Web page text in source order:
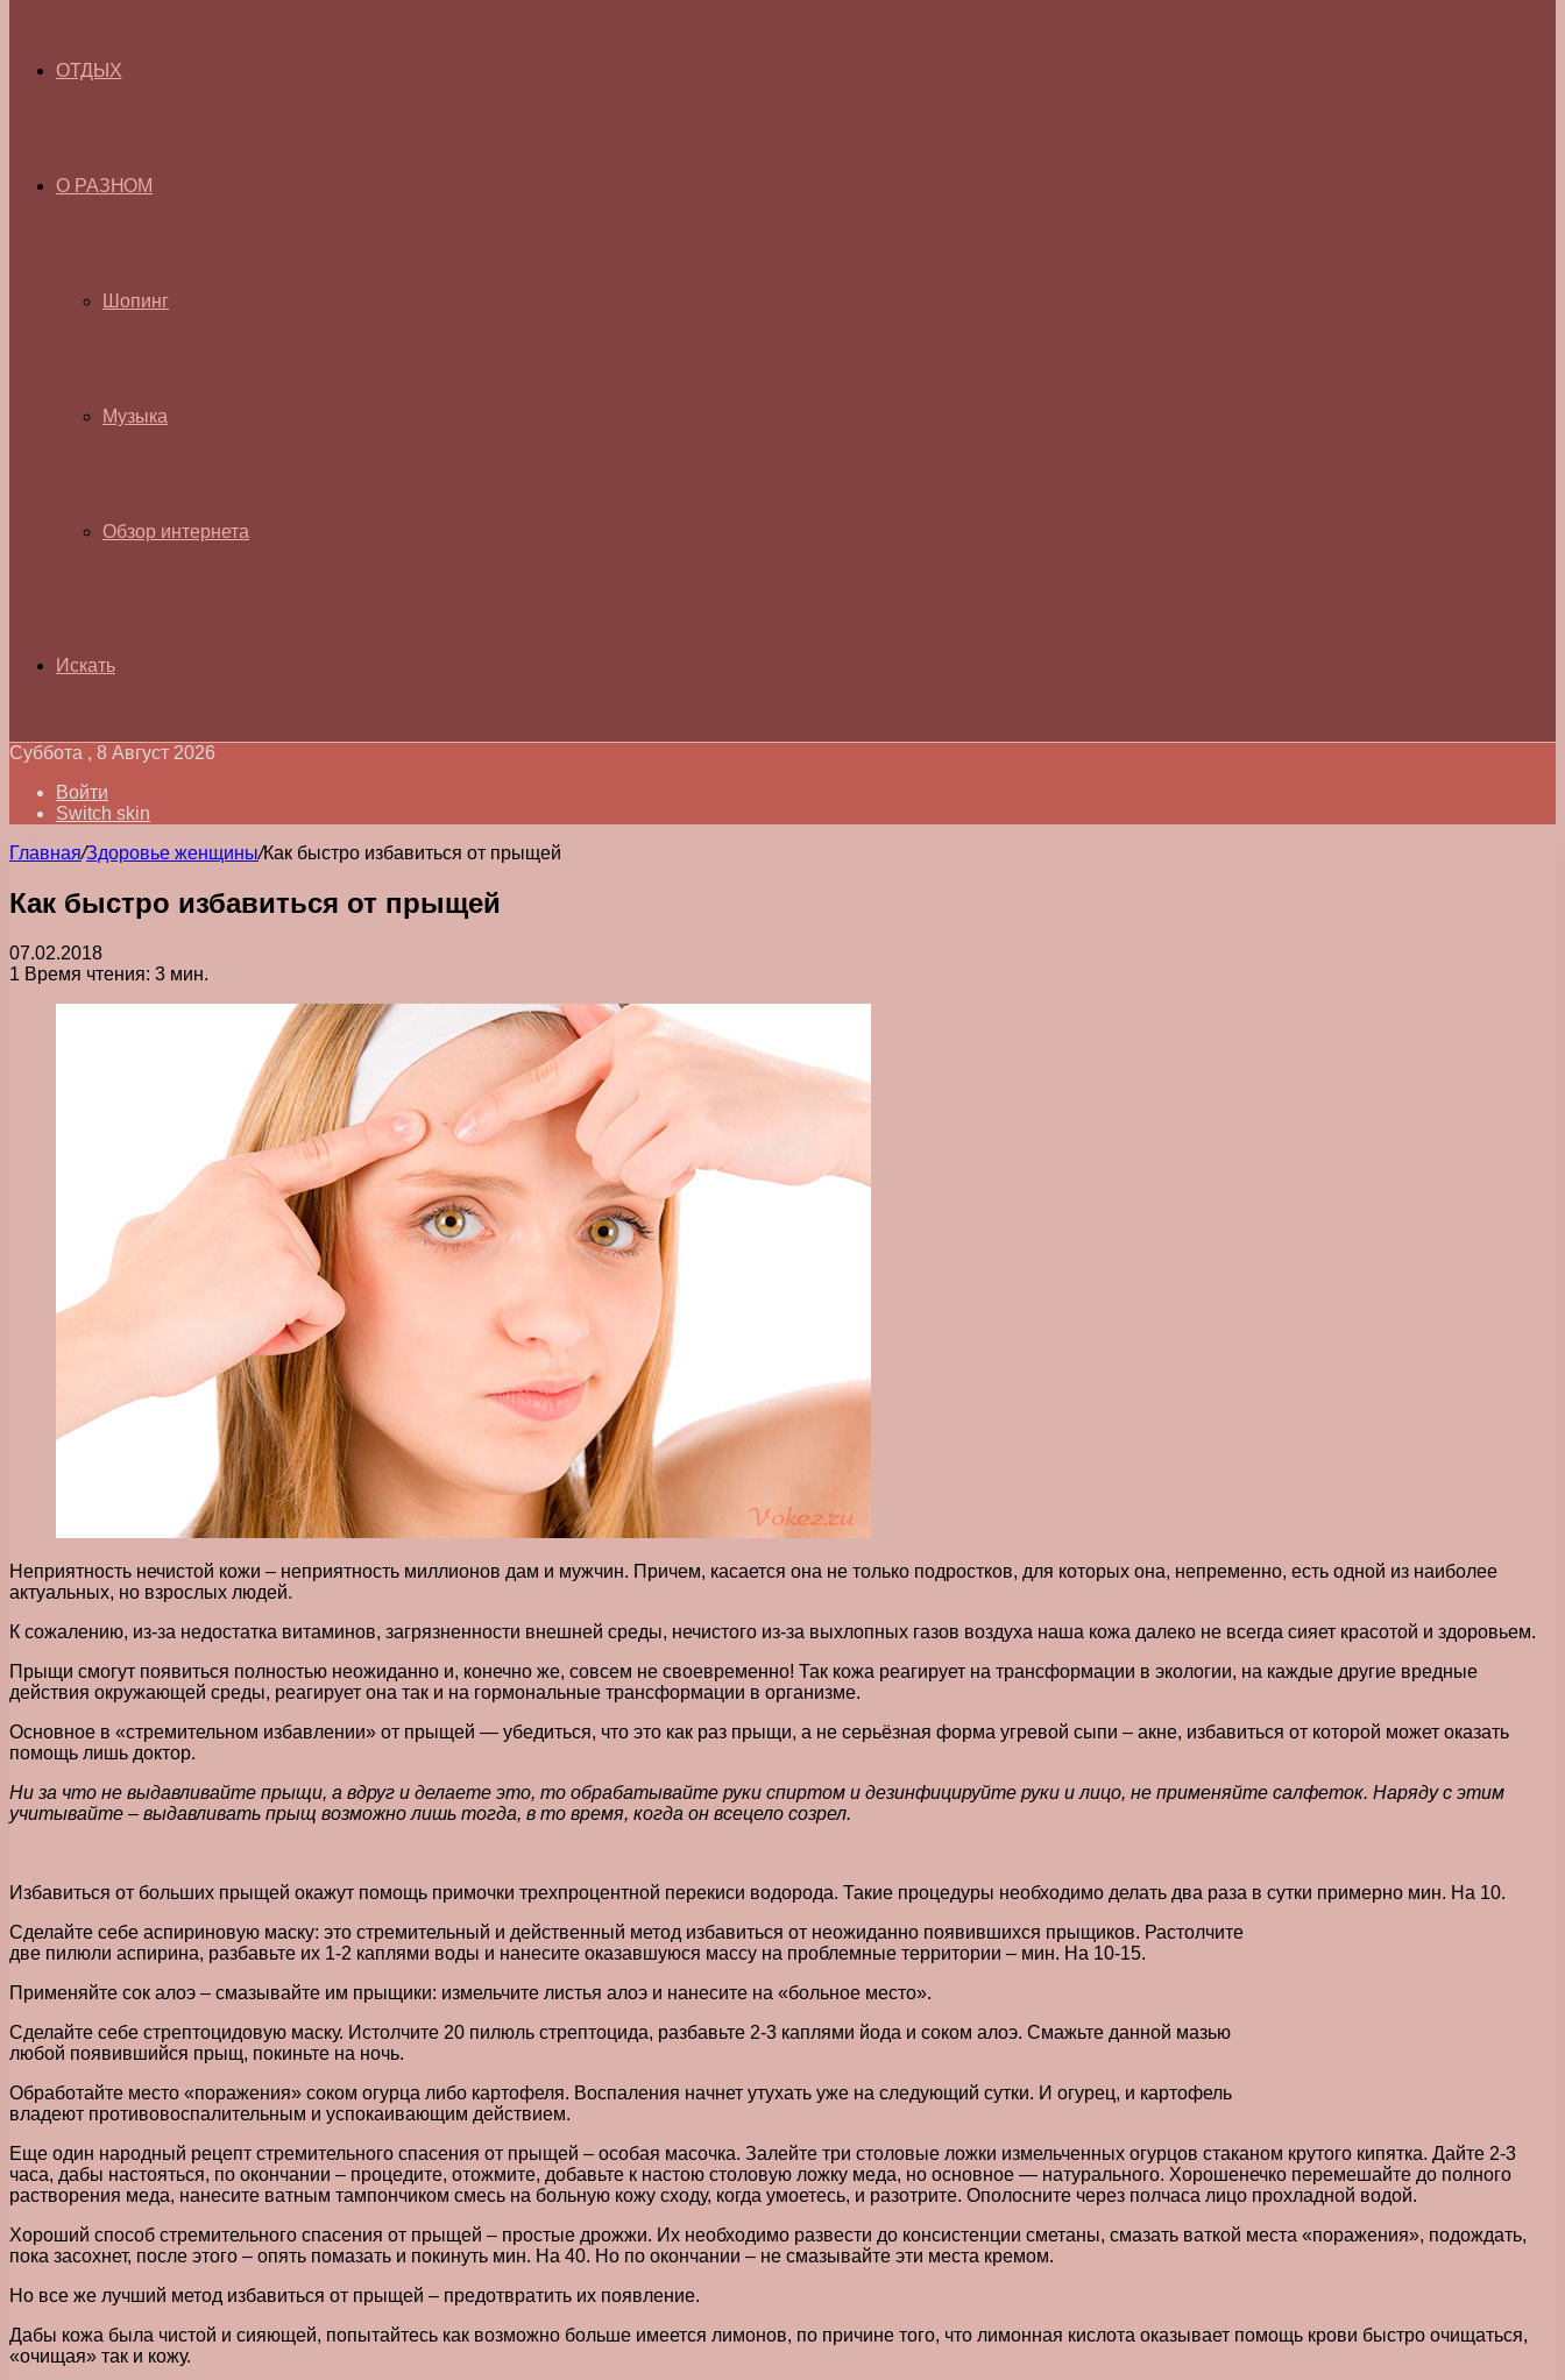
ОТДЫХ
О РАЗНОМ
Шопинг
Музыка
Обзор интернета
Искать
Суббота , 8 Август 2026
Войти
Switch skin
Главная/Здоровье женщины/Как быстро избавиться от прыщей
Как быстро избавиться от прыщей
07.02.2018
1 Время чтения: 3 мин.
Неприятность нечистой кожи – неприятность миллионов дам и мужчин. Причем, касается она не только подростков, для которых она, непременно, есть одной из наиболее
актуальных, но взрослых людей.
К сожалению, из-за недостатка витаминов, загрязненности внешней среды, нечистого из-за выхлопных газов воздуха наша кожа далеко не всегда сияет красотой и здоровьем.
Прыщи смогут появиться полностью неожиданно и, конечно же, совсем не своевременно! Так кожа реагирует на трансформации в экологии, на каждые другие вредные
действия окружающей среды, реагирует она так и на гормональные трансформации в организме.
Основное в «стремительном избавлении» от прыщей — убедиться, что это как раз прыщи, а не серьёзная форма угревой сыпи – акне, избавиться от которой может оказать
помощь лишь доктор.
Ни за что не выдавливайте прыщи, а вдруг и делаете это, то обрабатывайте руки спиртом и дезинфицируйте руки и лицо, не применяйте салфеток. Наряду с этим
учитывайте – выдавливать прыщ возможно лишь тогда, в то время, когда он всецело созрел.
Избавиться от больших прыщей окажут помощь примочки трехпроцентной перекиси водорода. Такие процедуры необходимо делать два раза в сутки примерно мин. На 10.
Сделайте себе аспириновую маску: это стремительный и действенный метод избавиться от неожиданно появившихся прыщиков. Растолчите
две пилюли аспирина, разбавьте их 1-2 каплями воды и нанесите оказавшуюся массу на проблемные территории – мин. На 10-15.
Применяйте сок алоэ – смазывайте им прыщики: измельчите листья алоэ и нанесите на «больное место».
Сделайте себе стрептоцидовую маску. Истолчите 20 пилюль стрептоцида, разбавьте 2-3 каплями йода и соком алоэ. Смажьте данной мазью
любой появившийся прыщ, покиньте на ночь.
Обработайте место «поражения» соком огурца либо картофеля. Воспаления начнет утухать уже на следующий сутки. И огурец, и картофель
владеют противовоспалительным и успокаивающим действием.
Еще один народный рецепт стремительного спасения от прыщей – особая масочка. Залейте три столовые ложки измельченных огурцов стаканом крутого кипятка. Дайте 2-3
часа, дабы настояться, по окончании – процедите, отожмите, добавьте к настою столовую ложку меда, но основное — натурального. Хорошенечко перемешайте до полного
растворения меда, нанесите ватным тампончиком смесь на больную кожу сходу, когда умоетесь, и разотрите. Ополосните через полчаса лицо прохладной водой.
Хороший способ стремительного спасения от прыщей – простые дрожжи. Их необходимо развести до консистенции сметаны, смазать ваткой места «поражения», подождать,
пока засохнет, после этого – опять помазать и покинуть мин. На 40. Но по окончании – не смазывайте эти места кремом.
Но все же лучший метод избавиться от прыщей – предотвратить их появление.
Дабы кожа была чистой и сияющей, попытайтесь как возможно больше имеется лимонов, по причине того, что лимонная кислота оказывает помощь крови быстро очищаться,
«очищая» так и кожу.